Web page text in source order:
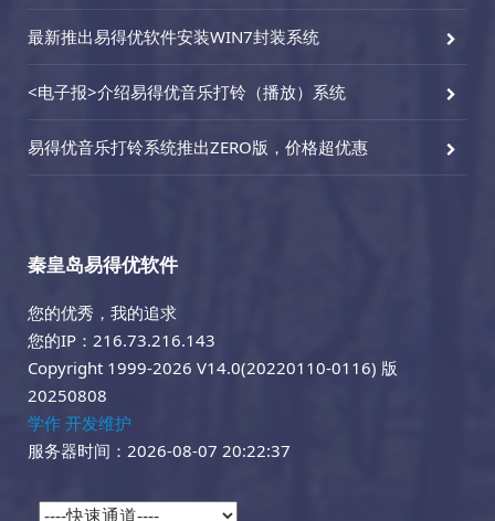
最新推出易得优软件安装WIN7封装系统
<电子报>介绍易得优音乐打铃（播放）系统
易得优音乐打铃系统推出ZERO版，价格超优惠
秦皇岛易得优软件
您的优秀，我的追求
您的IP：216.73.216.143
Copyright 1999-2026 V14.0(20220110-0116) 版
20250808
学作 开发维护
服务器时间：2026-08-07 20:22:37